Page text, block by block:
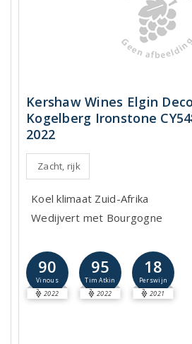
Kershaw Wines Elgin
Kogelberg Ironstone
2022
Zacht, rijk
Koel klimaat Zuid-Afrika
Wedijvert met Bourgogne
90
Vinous
2022
95
Tim Atkin
2022
18
Perswijn
2021